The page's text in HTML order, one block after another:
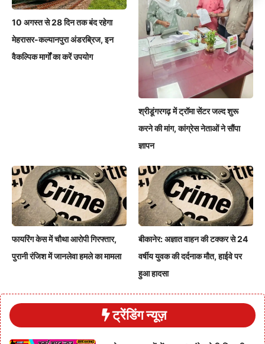
10 अगस्त से 28 दिन तक बंद रहेगा
मेहरासर-कल्यानपुरा अंडरब्रिज, इन
वैकल्पिक मार्गों का करें उपयोग
श्रीडूंगरगढ़ में ट्रॉमा सेंटर जल्द शुरू
करने की मांग, कांग्रेस नेताओं ने सौंपा
ज्ञापन
फायरिंग केस में चौथा आरोपी गिरफ्तार,
पुरानी रंजिश में जानलेवा हमले का मामला
बीकानेर: अज्ञात वाहन की टक्कर से 24
वर्षीय युवक की दर्दनाक मौत, हाईवे पर
हुआ हादसा
ट्रेंडिंग न्यूज़